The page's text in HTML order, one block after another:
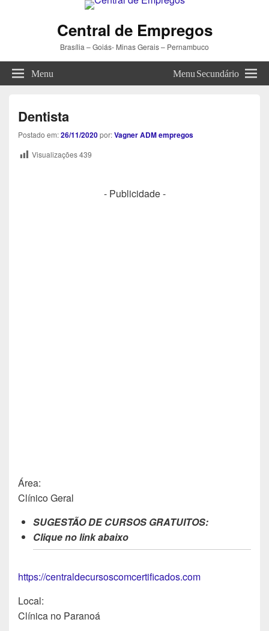
Central de Empregos
Brasília – Goiás- Minas Gerais – Pernambuco
Menu Menu Secundário
Dentista
Postado em:26/11/2020por:Vagner ADM empregos
Visualizações439
- Publicidade -
Área:
Clínico Geral
SUGESTÃO DE CURSOS GRATUITOS:
Clique no link abaixo
https://centraldecursoscomcertificados.com
Local:
Clínica no Paranoá